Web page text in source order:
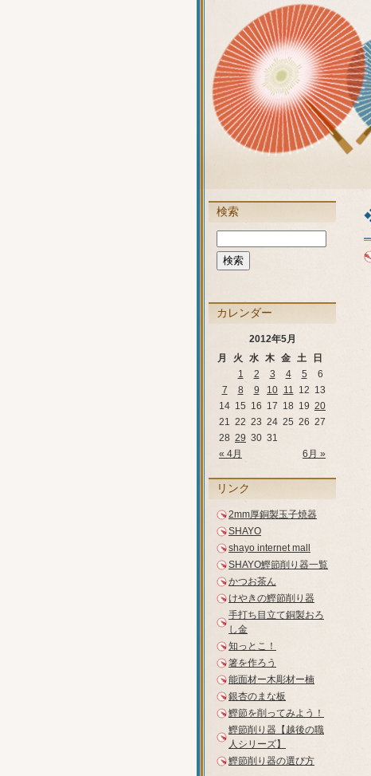
検索
カレンダー
2012年5月
月
火 水 木 金 土 日
« 4月 6月 »
1 2 3 4 5
6
7
8 9 10 11 12 13
14 15 16 17 18 19 20
21 22 23 24 25 26 27
28 29 30 31
リンク
2mm厚銅製玉子焼器
SHAYO
shayo internet mall
SHAYO鰹節削り器一覧
かつお茶ん
けやきの鰹節削り器
手打ち目立て銅製おろ
し金
知っとこ！
箸を作ろう
能面材ー木彫材ー楠
銀杏のまな板
鰹節を削ってみよう！
鰹節削り器【越後の職
人シリーズ】
鰹節削り器の選び方